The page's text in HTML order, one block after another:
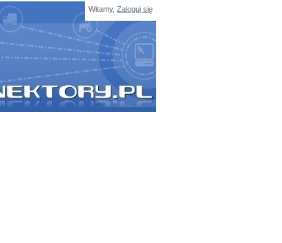
Witamy,Zaloguj się